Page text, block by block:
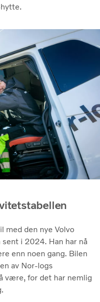
med den nye Volvo
i 2024. Han har nå
enn noen gang. Bilen
av Nor-logs
være, for det har nemlig